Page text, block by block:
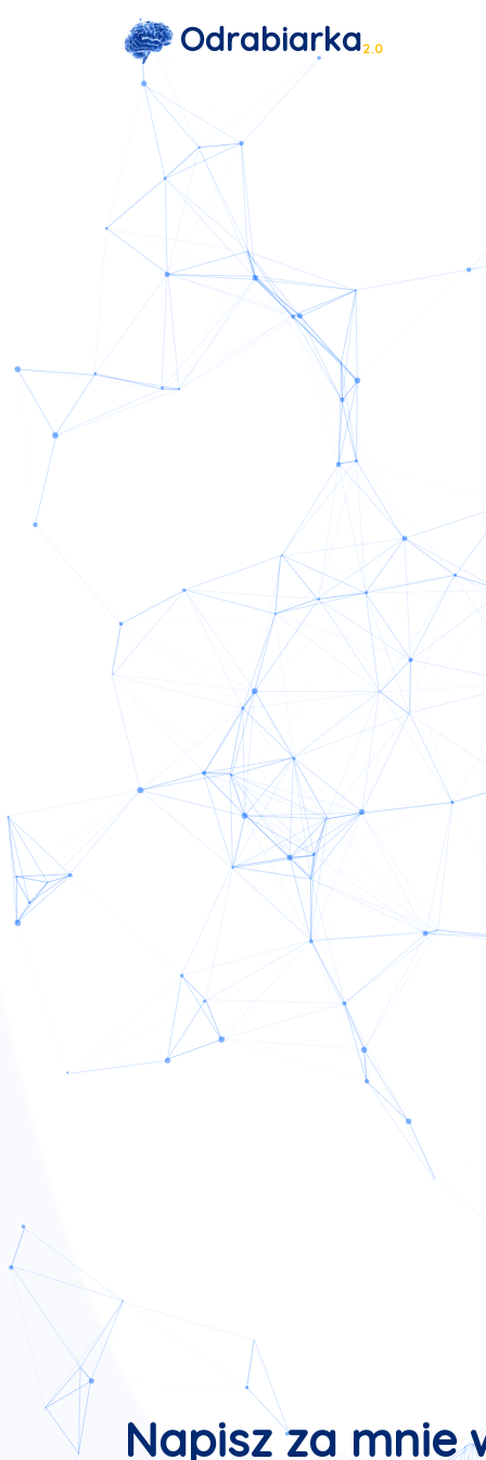
Odrabiarka2.0
Napisz za mnie